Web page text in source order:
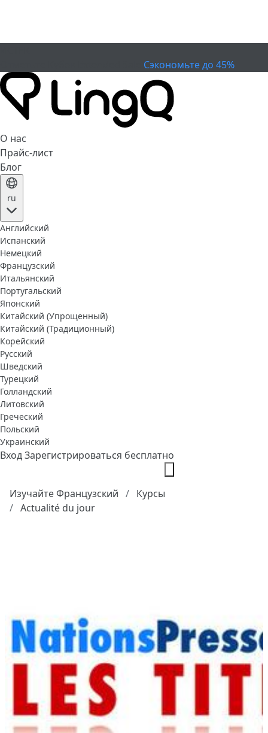
Сэкономьте до 45%
О нас
Прайс-лист
Блог
ru
Английский
Испанский
Немецкий
Французский
Итальянский
Португальский
Японский
Китайский (Упрощенный)
Китайский (Традиционный)
Корейский
Русский
Шведский
Турецкий
Голландский
Литовский
Греческий
Польский
Украинский
ВходЗарегистрироваться бесплатно
Изучайте Французский
Курсы
Actualité du jour